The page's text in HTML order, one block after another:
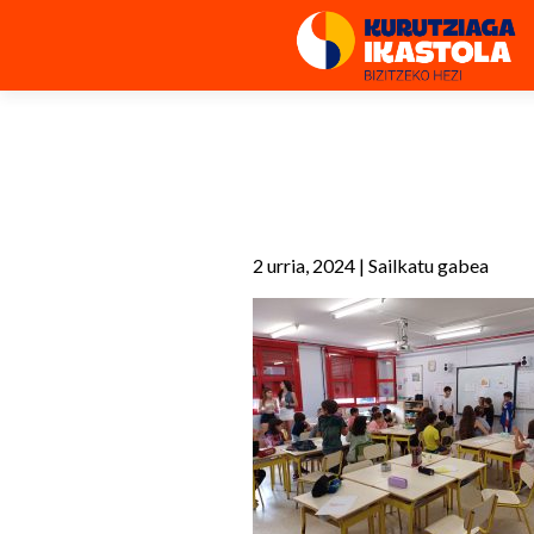
2 urria, 2024 | Sailkatu gabea